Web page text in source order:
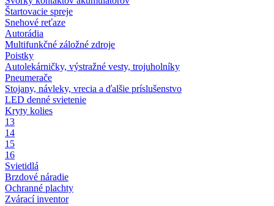
Štartovacie spreje
Snehové reťaze
Autorádia
Multifunkčné záložné zdroje
Poistky
Autolekárničky, výstražné vesty, trojuholníky
Pneumerače
Stojany, návleky, vrecia a ďalšie príslušenstvo
LED denné svietenie
Kryty kolies
13
14
15
16
Svietidlá
Brzdové náradie
Ochranné plachty
Zvárací inventor